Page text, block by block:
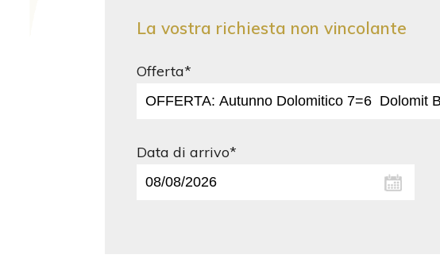
La vostra richiesta non vincolante
Offerta*
Data di arrivo*